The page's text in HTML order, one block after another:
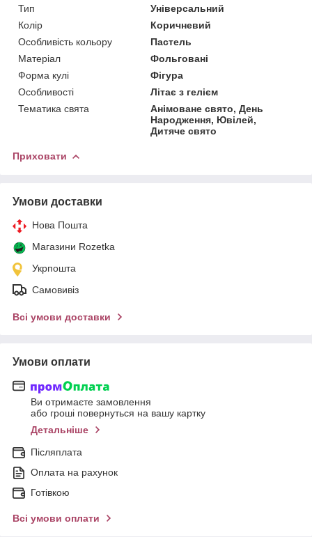
Тип
Універсальний
Колір
Коричневий
Особливість кольору
Пастель
Матеріал
Фольговані
Форма кулі
Фігура
Особливості
Літає з гелієм
Тематика свята
Анімоване свято, День
Народження, Ювілей,
Дитяче свято
Приховати
Умови доставки
Нова Пошта
Магазини Rozetka
Укрпошта
Самовивіз
Всі умови доставки
Умови оплати
Ви отримаєте замовлення
або гроші повернуться на вашу картку
Детальніше
Післяплата
Оплата на рахунок
Готівкою
Всі умови оплати